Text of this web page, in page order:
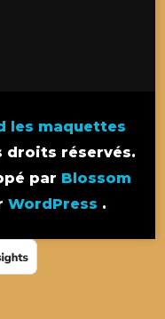
les maquettes
droits réservés.
par Blossom
WordPress .